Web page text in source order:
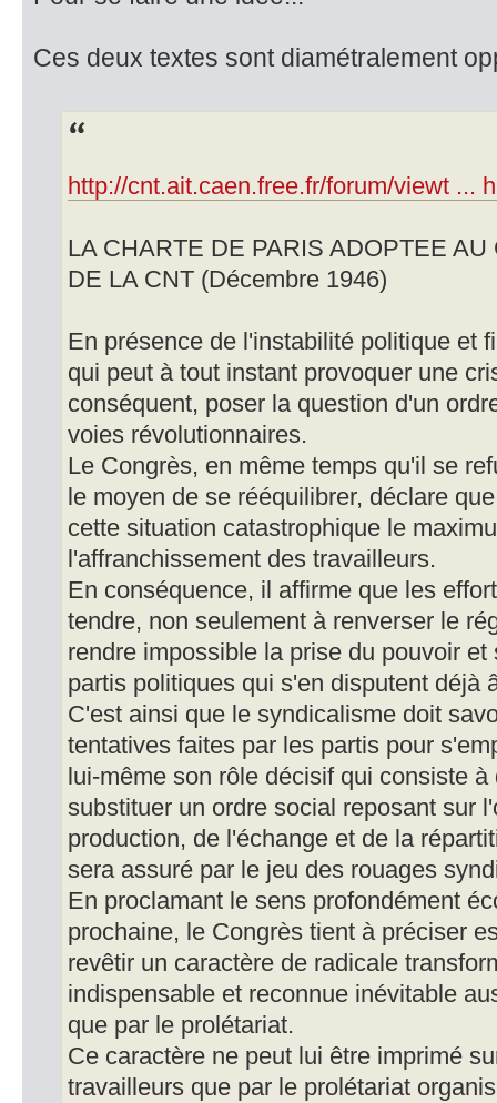
Ces deux textes sont diamétralement
http://cnt.ait.caen.free.fr/forum/viewt ...
LA CHARTE DE PARIS ADOPTEE
DE LA CNT (Décembre 1946)
En présence de l'instabilité politique et
qui peut à tout instant provoquer une
conséquent, poser la question d'un
voies révolutionnaires.
Le Congrès, en même temps qu'il se
le moyen de se rééquilibrer, déclare
cette situation catastrophique le
l'affranchissement des travailleurs.
En conséquence, il affirme que les
tendre, non seulement à renverser le
rendre impossible la prise du pouvoir
partis politiques qui s'en disputent déjà
C'est ainsi que le syndicalisme doit
tentatives faites par les partis pour
lui-même son rôle décisif qui consiste
substituer un ordre social reposant sur
production, de l'échange et de la
sera assuré par le jeu des rouages
En proclamant le sens profondément
prochaine, le Congrès tient à préciser
revêtir un caractère de radicale
indispensable et reconnue inévitable
que par le prolétariat.
Ce caractère ne peut lui être imprimé
travailleurs que par le prolétariat